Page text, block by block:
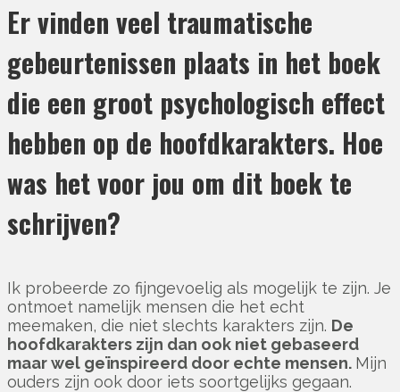
Er vinden veel traumatische
gebeurtenissen plaats in het boek
die een groot psychologisch effect
hebben op de hoofdkarakters. Hoe
was het voor jou om dit boek te
schrijven?
Ik probeerde zo fijngevoelig als mogelijk te zijn. Je
ontmoet namelijk mensen die het echt
meemaken, die niet slechts karakters zijn. De
hoofdkarakters zijn dan ook niet gebaseerd
maar wel geïnspireerd door echte mensen. Mijn
ouders zijn ook door iets soortgelijks gegaan.